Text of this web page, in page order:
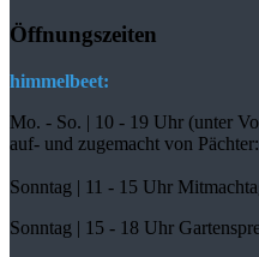
Öffnungszeiten
himmelbeet:
Mo. - So. | 10 - 19 Uhr (unter
auf- und zugemacht von
Sonntag | 11 - 15 Uhr
Sonntag | 15 - 18 Uhr